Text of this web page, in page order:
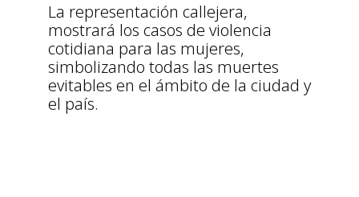
La representación callejera,
mostrará los casos de violencia
cotidiana para las mujeres,
simbolizando todas las muertes
evitables en el ámbito de la ciudad y
el país.